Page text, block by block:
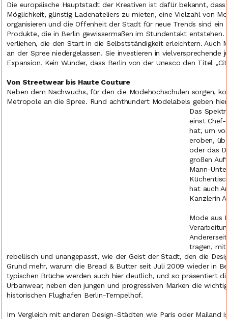
Die europäische Hauptstadt der Kreativen ist dafür bekannt,
Möglichkeit, günstig Ladenateliers zu mieten, eine Vielzahl von
organisieren und die Offenheit der Stadt für neue Trends sind
Produkte, die in Berlin gewissermaßen im Stundentakt entstehen.
verliehen, die den Start in die Selbstständigkeit erleichtern. Auch
an der Spree niedergelassen. Sie investieren in
Expansion. Kein Wunder, dass Berlin von der Unesco den Titel
Von Streetwear bis Haute Couture
Neben dem Nachwuchs, für den die Modehochschulen sorgen,
Metropole an die Spree. Rund achthundert Modelabels geben
Das
einst Chef-
hat, um
eroben,
oder das
großen
Mann-
hat auch
Kanzlerin
Mode aus
tragen, mit
rebellisch und unangepasst, wie der Geist der Stadt, den die
Grund mehr, warum die Bread & Butter seit Juli 2009 wieder in
typischen Brüche werden auch hier deutlich, und so präsentiert
Urbanwear, neben den jungen und progressiven Marken die
historischen Flughafen Berlin-Tempelhof.
Im Vergleich mit anderen Design-Städten wie Paris oder Mailand